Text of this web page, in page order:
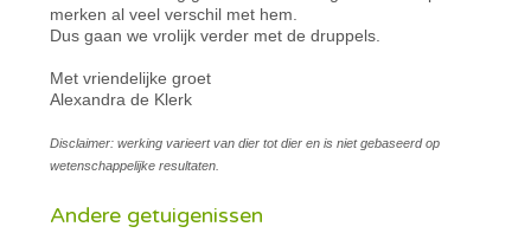
merken al veel verschil met hem.
Dus gaan we vrolijk verder met de druppels.
Met vriendelijke groet
Alexandra de Klerk
Disclaimer: werking varieert van dier tot dier en is niet gebaseerd op
wetenschappelijke resultaten.
Andere getuigenissen